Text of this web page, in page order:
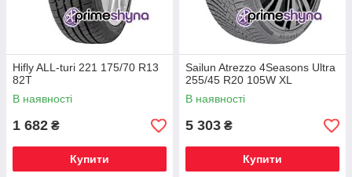
Hifly ALL-turi 221 175/70 R13
82T
В наявності
1 682 ₴
Купити
Sailun Atrezzo 4Seasons Ultra
255/45 R20 105W XL
В наявності
5 303 ₴
Купити